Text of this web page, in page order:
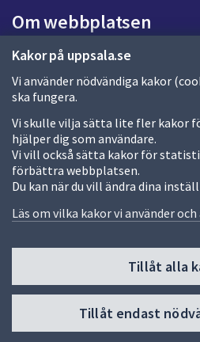
Kakor på uppsala.se
Vi använder nödvändiga kakor
ska fungera.
Vi skulle vilja sätta lite fler kakor
hjälper dig som användare.
Vi vill också sätta kakor för
förbättra webbplatsen.
Du kan när du vill ändra dina
Läs om vilka kakor vi använder
Tillåt alla
Tillåt endast
d
a
Om webbplatsen
Om webbplatsen
Allmänna handlingar och
Behandling av personuppgifter
Kakor
Språk (other languages)
Tillgänglighetsredogörelse
Fler sätt att
Till